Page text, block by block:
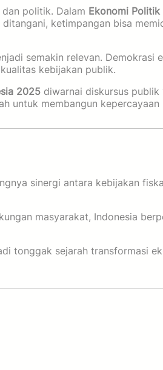
politik. Dalam Ekonomi
ketimpangan bisa
semakin relevan. Demokrasi
kebijakan publik.
2025 diwarnai diskursus
untuk membangun kepercayaan
sinergi antara kebijakan
masyarakat, Indonesia
tonggak sejarah transformasi